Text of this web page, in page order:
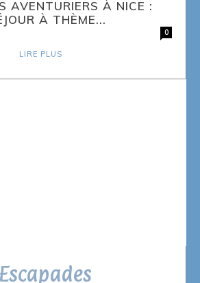
AVENTURIERS À NICE :
À THÈME...
0
LIRE PLUS
Escapades